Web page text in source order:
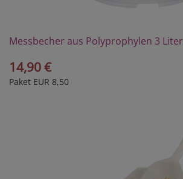
Messbecher aus Polyprophylen 3 Liter
14,90 €
Paket EUR 8,50